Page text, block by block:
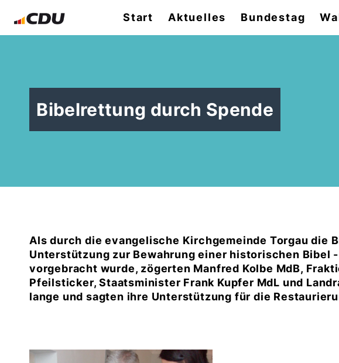
Start Aktuelles Bundestag
Bibelrettung durch Spende
Als durch die evangelische Kirchgemeinde Torgau die
Unterstützung zur Bewahrung einer historischen Bibel
vorgebracht wurde, zögerten Manfred Kolbe MdB,
Pfeilsticker, Staatsminister Frank Kupfer MdL und
lange und sagten ihre Unterstützung für die